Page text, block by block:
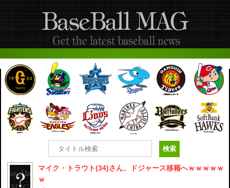
マイク・トラウト(34)さん、ドジャース移籍へｗｗｗｗｗ
ｗ